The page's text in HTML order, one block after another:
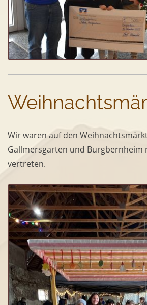
Wir waren auf den
Gallmersgarten und Burgbernheim
vertreten.